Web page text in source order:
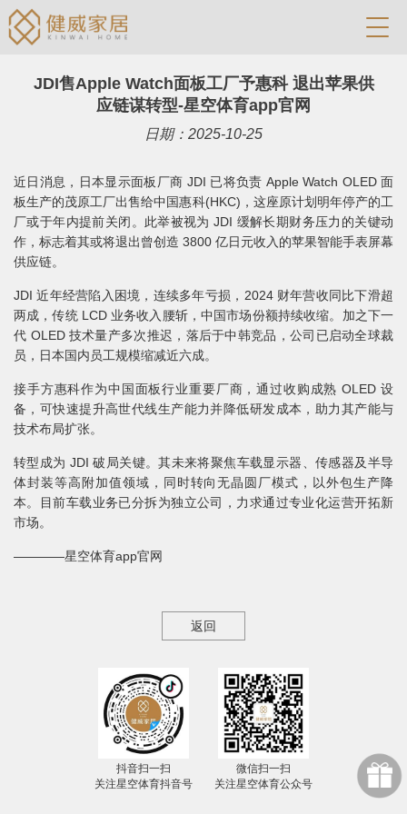
JDI售Apple Watch面板工厂予惠科 退出苹果供
应链谋转型-星空体育app官网
日期：2025-10-25
近日消息，日本显示面板厂商 JDI 已将负责 Apple Watch OLED 面
板生产的茂原工厂出售给中国惠科(HKC)，这座原计划明年停产的工
厂或于年内提前关闭。此举被视为 JDI 缓解长期财务压力的关键动
作，标志着其或将退出曾创造 3800 亿日元收入的苹果智能手表屏幕
供应链。
JDI 近年经营陷入困境，连续多年亏损，2024 财年营收同比下滑超
两成，传统 LCD 业务收入腰斩，中国市场份额持续收缩。加之下一
代 OLED 技术量产多次推迟，落后于中韩竞品，公司已启动全球裁
员，日本国内员工规模缩减近六成。
接手方惠科作为中国面板行业重要厂商，通过收购成熟 OLED 设
备，可快速提升高世代线生产能力并降低研发成本，助力其产能与
技术布局扩张。
转型成为 JDI 破局关键。其未来将聚焦车载显示器、传感器及半导
体封装等高附加值领域，同时转向无晶圆厂模式，以外包生产降
本。目前车载业务已分拆为独立公司，力求通过专业化运营开拓新
市场。
————星空体育app官网
返回
抖音扫一扫
关注星空体育抖音号
微信扫一扫
关注星空体育公众号